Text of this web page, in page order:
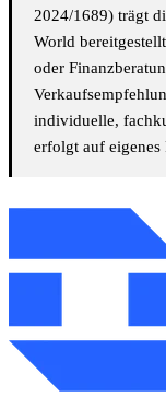
2024/1689) trägt
World
oder
individuelle,
erfolgt auf eigenes